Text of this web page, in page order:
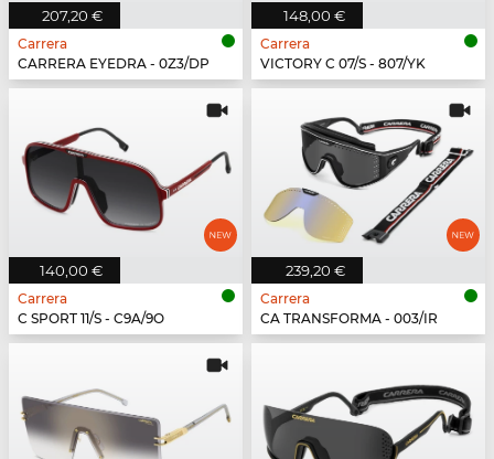
207,20 €
Carrera
CARRERA EYEDRA - 0Z3/DP
148,00 €
Carrera
VICTORY C 07/S - 807/YK
140,00 €
Carrera
C SPORT 11/S - C9A/9O
239,20 €
Carrera
CA TRANSFORMA - 003/IR